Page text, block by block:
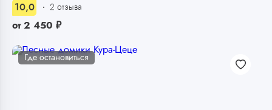
10,0
2 отзыва
от 2 450 ₽
Где остановиться